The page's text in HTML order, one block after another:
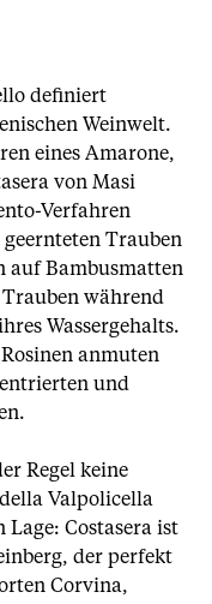
definiert
Weinwelt.
eines Amarone,
von Masi
Verfahren
Trauben
auf Bambusmatten
während
Wassergehalts.
anmuten
und
Regel keine
Valpolicella
Lage: Costasera ist
der perfekt
Corvina,